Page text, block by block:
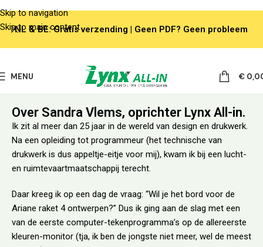
Skip to navigation
Skip to main content
MENU €
Over Sandra Vlems, oprichter Lynx All-in.
Ik zit al meer dan 25 jaar in de wereld van design en drukwerk.
Na een opleiding tot programmeur (het technische van
drukwerk is dus appeltje-eitje voor mij), kwam ik bij een lucht-
en ruimtevaartmaatschappij terecht.
Daar kreeg ik op een dag de vraag: “Wil je het bord voor de
Ariane raket 4 ontwerpen?” Dus ik ging aan de slag met een
van de eerste computer-tekenprogramma’s op de allereerste
kleuren-monitor (tja, ik ben de jongste niet meer, wel de meest
NL & BE: Gratis verzending | Geen PDF? Geen probleem